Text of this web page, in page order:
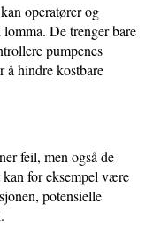
operatører og
De trenger bare
pumpenes
å hindre kostbare
feil, men også de
for eksempel være
potensielle